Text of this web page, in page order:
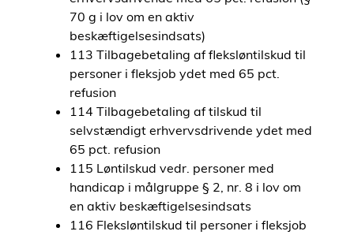
70 g i lov om en aktiv
beskæftigelsesindsats)
113 Tilbagebetaling af fleksløntilskud til
personer i fleksjob ydet med 65 pct.
refusion
114 Tilbagebetaling af tilskud til
selvstændigt erhvervsdrivende ydet med
65 pct. refusion
115 Løntilskud vedr. personer med
handicap i målgruppe § 2, nr. 8 i lov om
en aktiv beskæftigelsesindsats
116 Fleksløntilskud til personer i fleksjob